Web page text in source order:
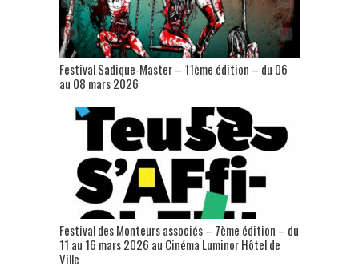
Festival Sadique-Master – 11ème édition – du 06
au 08 mars 2026
Festival des Monteurs associés – 7ème édition – du
11 au 16 mars 2026 au Cinéma Luminor Hôtel de
Ville